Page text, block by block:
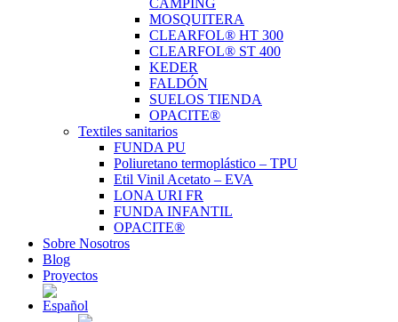
CAMPING
MOSQUITERA
CLEARFOL® HT 300
CLEARFOL® ST 400
KEDER
FALDÓN
SUELOS TIENDA
OPACITE®
Textiles sanitarios
FUNDA PU
Poliuretano termoplástico – TPU
Etil Vinil Acetato – EVA
LONA URI FR
FUNDA INFANTIL
OPACITE®
Sobre Nosotros
Blog
Proyectos